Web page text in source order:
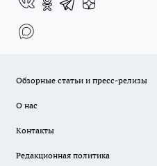
Обзорные статьи и пресс-релизы
О нас
Контакты
Редакционная политика